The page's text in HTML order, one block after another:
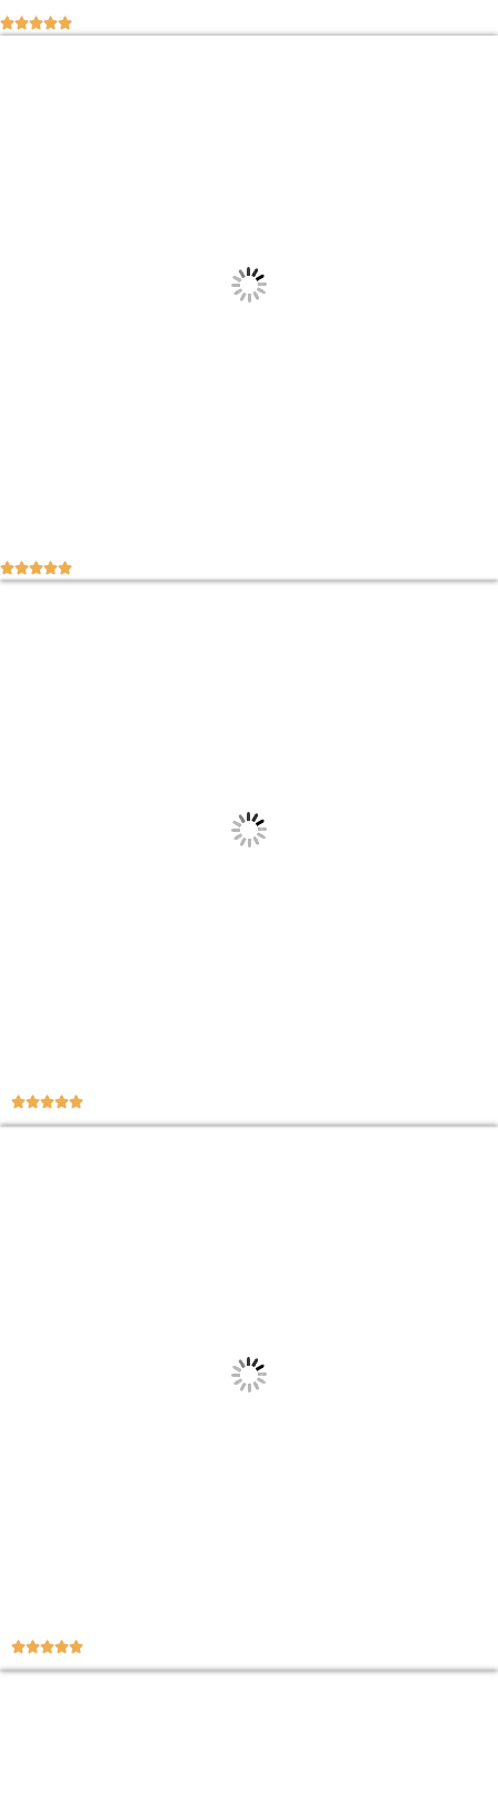



